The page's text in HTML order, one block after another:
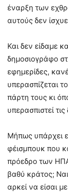
έναρξη των
αυτούς δεν
Και δεν είδαμε
δημοσιογράφο
εφημερίδες,
υπερασπίζεται
πάρτη τους κι
υπερασπιστεί
Μήπως υπάρχει
φέισμπουκ που
πρόεδρο των
βαθύ κράτος;
αρκεί να είσαι